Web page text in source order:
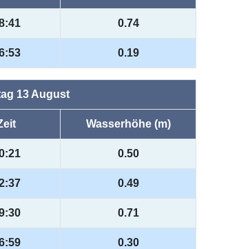
0.74
0.19
13 August
Wasserhöhe (m)
0.50
0.49
0.71
0.30